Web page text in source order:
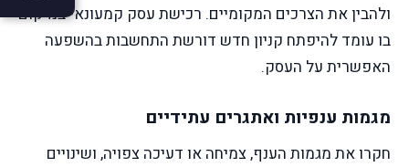
ולהבין את הצרכים המקומיים. רכישת עסק קמעונאי במיקום
בו עומד להיפתח קניון חדש דורשת התחשבות בהשפעה
האפשרית על העסק.
מגמות ענפיות ואתגרים עתידיים
חקרו את מגמות הענף, צמיחה או דעיכה צפויה, ושינויים